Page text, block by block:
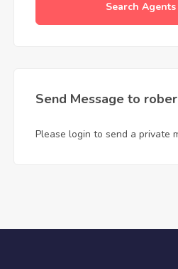
Search Agents
Send Message to
Please login to send a private